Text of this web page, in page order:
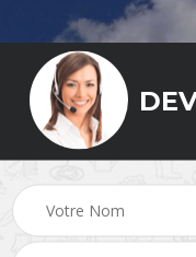
Ravalement